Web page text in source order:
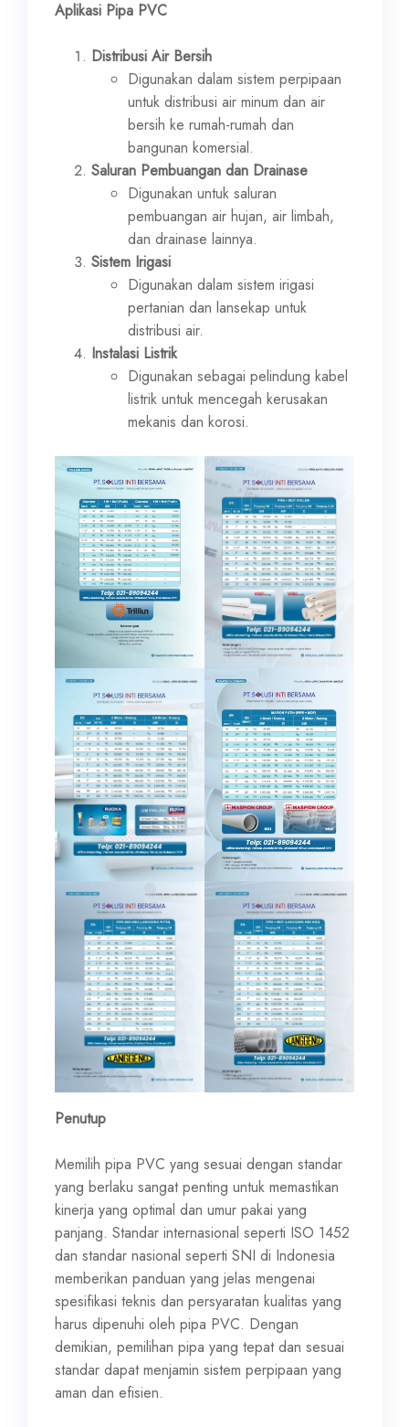
Aplikasi Pipa PVC
Distribusi Air Bersih
Digunakan dalam sistem perpipaan
untuk distribusi air minum dan air
bersih ke rumah-rumah dan
bangunan komersial.
Saluran Pembuangan dan Drainase
Digunakan untuk saluran
pembuangan air hujan, air limbah,
dan drainase lainnya.
Sistem Irigasi
Digunakan dalam sistem irigasi
pertanian dan lansekap untuk
distribusi air.
Instalasi Listrik
Digunakan sebagai pelindung kabel
listrik untuk mencegah kerusakan
mekanis dan korosi.
Penutup
Memilih pipa PVC yang sesuai dengan standar
yang berlaku sangat penting untuk memastikan
kinerja yang optimal dan umur pakai yang
panjang. Standar internasional seperti ISO 1452
dan standar nasional seperti SNI di Indonesia
memberikan panduan yang jelas mengenai
spesifikasi teknis dan persyaratan kualitas yang
harus dipenuhi oleh pipa PVC. Dengan
demikian, pemilihan pipa yang tepat dan sesuai
standar dapat menjamin sistem perpipaan yang
aman dan efisien.